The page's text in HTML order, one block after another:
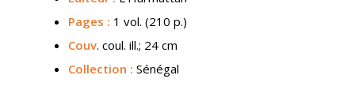
Pages : 1 vol. (210 p.)
Couv. coul. ill.; 24 cm
Collection : Sénégal